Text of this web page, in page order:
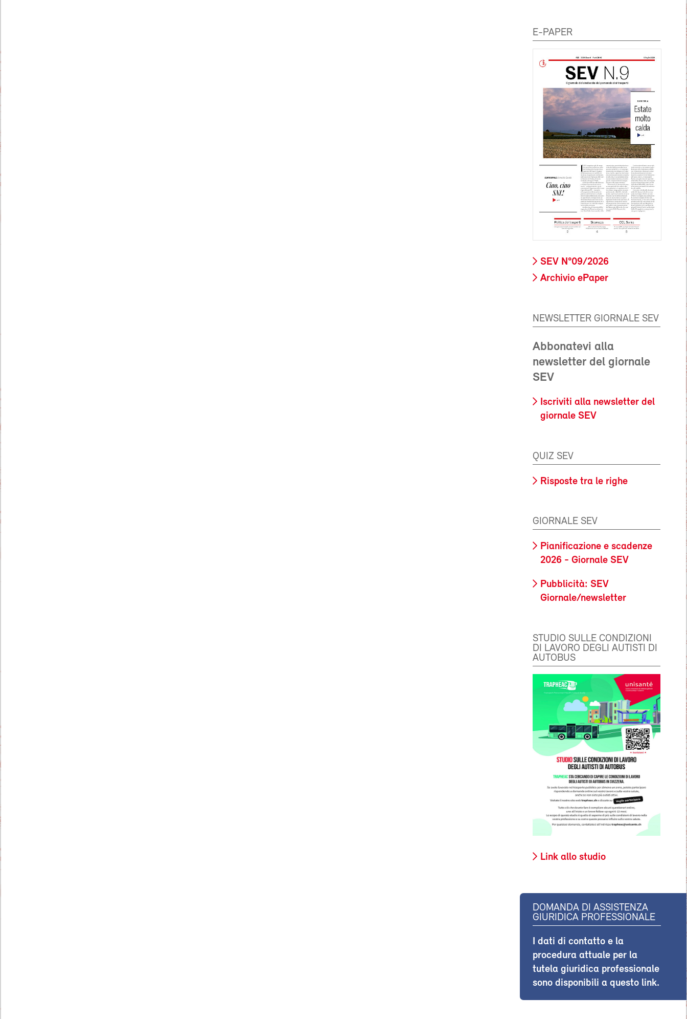
E-PAPER
SEV N°09/2026
Archivio ePaper
NEWSLETTER GIORNALE SEV
Abbonatevi alla
newsletter del giornale
SEV
Iscriviti alla newsletter del
giornale SEV
QUIZ SEV
Risposte tra le righe
GIORNALE SEV
Pianificazione e scadenze
2026 - Giornale SEV
Pubblicità: SEV
Giornale/newsletter
STUDIO SULLE CONDIZIONI
DI LAVORO DEGLI AUTISTI DI
AUTOBUS
Link allo studio
DOMANDA DI ASSISTENZA
GIURIDICA PROFESSIONALE
I dati di contatto e la
procedura attuale per la
tutela giuridica professionale
sono disponibili a questo link.